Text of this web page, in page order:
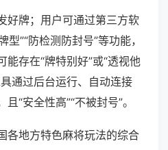
好牌；用户可通过第三方软
型”“防检测防封号”等功能，
存在“牌特别好”或“透视他
通过后台运行、自动连接
“安全性高”“不被封号”。
各地方特色麻将玩法的综合